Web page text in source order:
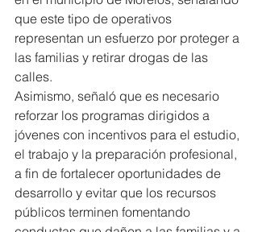
que este tipo de operativos
representan un esfuerzo por proteger a
las familias y retirar drogas de las
calles.
Asimismo, señaló que es necesario
reforzar los programas dirigidos a
jóvenes con incentivos para el estudio,
el trabajo y la preparación profesional,
a fin de fortalecer oportunidades de
desarrollo y evitar que los recursos
públicos terminen fomentando